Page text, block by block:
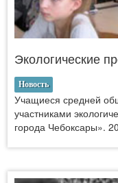
Экологические
Новость
Учащиеся средней
участниками
города Чебоксары».